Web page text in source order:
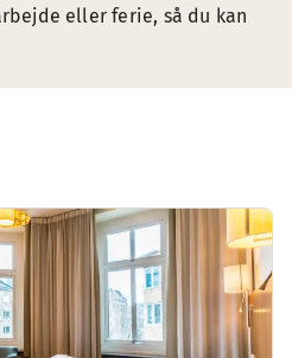
eller ferie, så du kan